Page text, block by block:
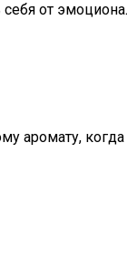
от
аромату, когда